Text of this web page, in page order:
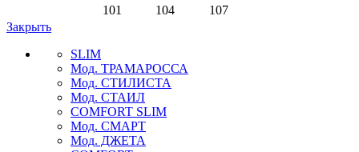
101
104
107
Закрыть
SLIM
Мод. ТРАМАРОССА
Мод. СТИЛИСТА
Мод. СТАИЛ
COMFORT SLIM
Мод. СМАРТ
Мод. ДЖЕТА